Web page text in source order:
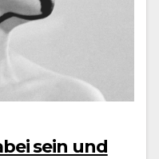
sein und